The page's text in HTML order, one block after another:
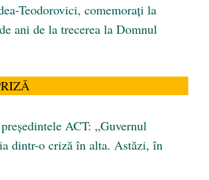
Teodorovici, comemorați la
ani de la trecerea la Domnul
ACT: „Guvernul
dintr-o criză în alta. Astăzi, în